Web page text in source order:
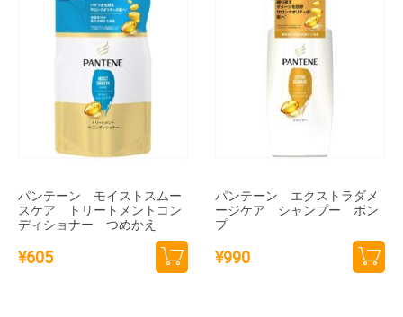
パンテーン モイストスムー
スケア トリートメントコン
ディショナー つめかえ
¥605
パンテーン エクストラダメ
ージケア シャンプー ポン
プ
¥990